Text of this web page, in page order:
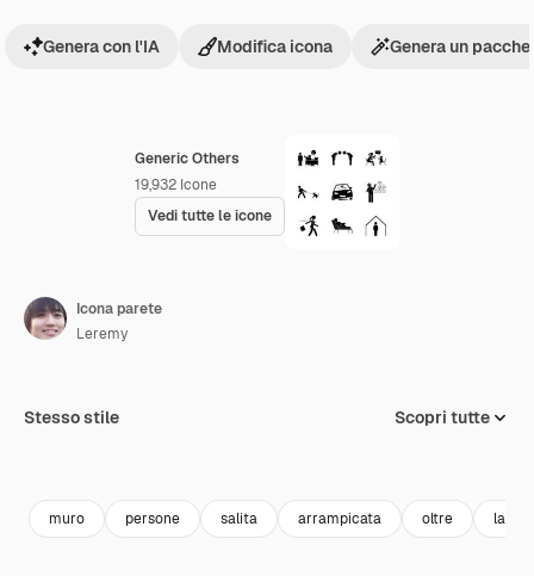
Generic Others
19,932 Icone
Vedi tutte le icone
Genera con l'IA Modifica icona Genera un
Icona parete
Leremy
Stesso stile Scopri tutte
muro persone salita arrampicata oltre